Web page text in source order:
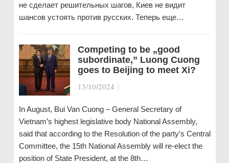
не сделает решительных шагов, Киев не видит
шансов устоять против русских. Теперь еще…
Competing to be „good
subordinate,” Luong Cuong
goes to Beijing to meet Xi?
13/10/2024 |
In August, Bui Van Cuong – General Secretary of
Vietnam’s highest legislative body National Assembly,
said that according to the Resolution of the party’s Central
Committee, the 15th National Assembly will re-elect the
position of State President, at the 8th…